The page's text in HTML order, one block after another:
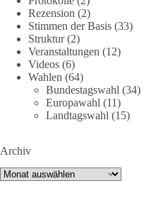
geteilt und diskutiert werden.
Folge unseren Kanälen:
Facebook:
https://www.facebook.com/
Instragram:
https://www.instagram.com/
Tiktok: https://
🟩🟩🟦🟦🟥🟥🟧🟧
Rezension (2)
Stimmen der Basis (33)
Struktur(2)
Veranstaltungen (12)
Videos (6)
Wahlen (64)
Bundestagswahl (34)
Europawahl (11)
Landtagswahl (15)
Archiv
Archiv